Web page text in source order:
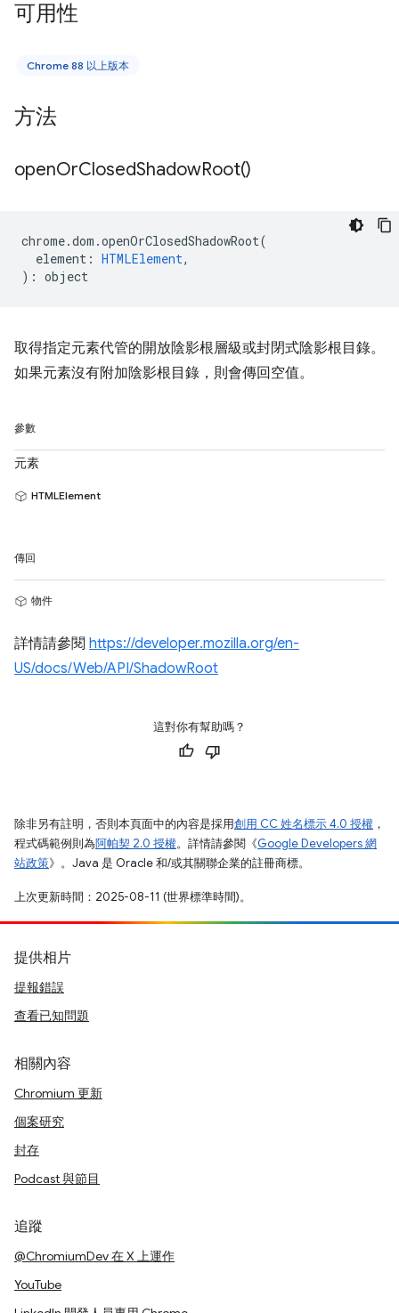
可用性
Chrome 88 以上版本
方法
openOrClosedShadowRoot()
chrome.dom .openOrClosedShadowRoot(
element : HTMLElement,
) : object
取得指定元素代管的開放陰影根層級或封閉式陰影根目錄。
如果元素沒有附加陰影根目錄，則會傳回空值。
參數
元素
HTMLElement
傳回
物件
詳情請參閱 https://developer.mozilla.org/en-
US/docs/Web/API/ShadowRoot
這對你有幫助嗎？
除非另有註明，否則本頁面中的內容是採用創用 CC 姓名標示 4.0 授權 ，
程式碼範例則為阿帕契 2.0 授權。詳情請參閱《Google Developers 網
站政策》。Java 是 Oracle 和/或其關聯企業的註冊商標。
上次更新時間：2025-08-11 (世界標準時間)。
提供相片
提報錯誤
查看已知問題
相關內容
Chromium 更新
個案研究
封存
Podcast 與節目
追蹤
@ChromiumDev 在 X 上運作
YouTube